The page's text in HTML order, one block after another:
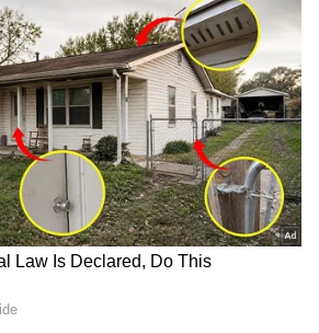
இவர்களின்
காரணம் சோம்பேறித்தனம்
நிதானமாக ரசிக்க
இவர்களின் எண்ணமே